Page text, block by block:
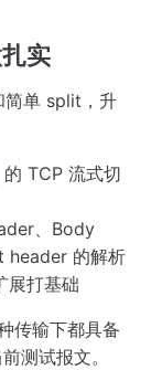
实
简单 split，升
的 TCP 流式切
、Body
header 的解析
展打基础
传输下都具备
测试报文。